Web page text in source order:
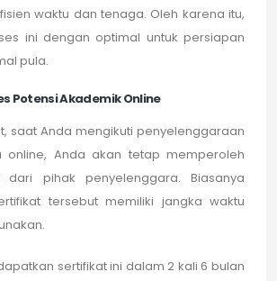
waktu dan tenaga. Oleh karena itu,
ini dengan optimal untuk persiapan
pula.
Potensi Akademik Online
saat Anda mengikuti penyelenggaraan
online, Anda akan tetap memperoleh
dari pihak penyelenggara. Biasanya
tersebut memiliki jangka waktu
sertifikat ini dalam 2 kali 6 bulan